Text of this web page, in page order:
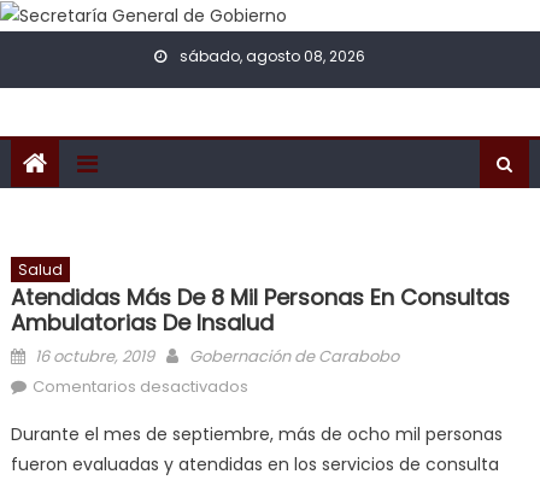
Skip to content
sábado, agosto 08, 2026
Salud
Atendidas Más De 8 Mil Personas En Consultas
Ambulatorias De Insalud
Posted on
16 octubre, 2019 Author
Gobernación de Carabobo
Comentarios desactivados
Insalud
Durante el mes de septiembre, más de ocho mil personas
fueron evaluadas y atendidas en los servicios de consulta